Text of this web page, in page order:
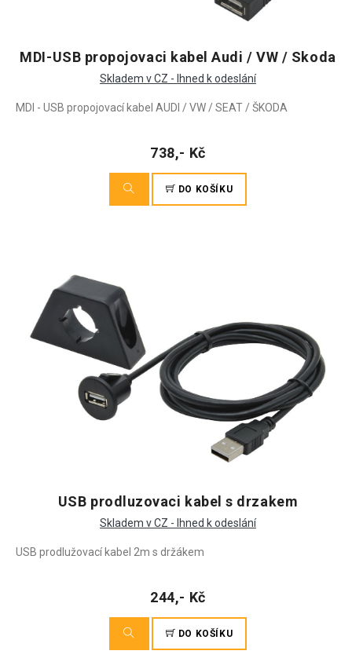
MDI-USB propojovaci kabel Audi / VW / Skoda
Skladem v CZ - Ihned k odeslání
MDI - USB propojovací kabel AUDI / VW / SEAT / ŠKODA
738,- Kč
DO KOŠÍKU
USB prodluzovaci kabel s drzakem
Skladem v CZ - Ihned k odeslání
USB prodlužovací kabel 2m s držákem
244,- Kč
DO KOŠÍKU